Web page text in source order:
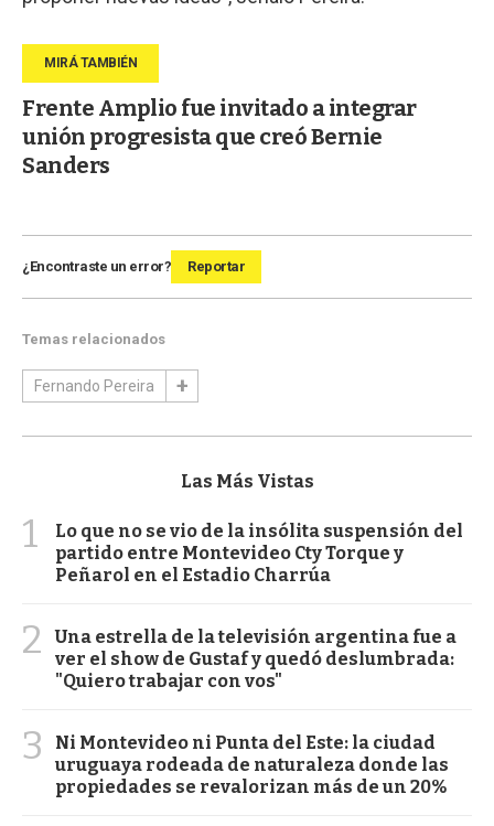
Frente Amplio fue invitado a integrar
unión progresista que creó Bernie
Sanders
¿Encontraste un error? Reportar
Temas relacionados
Fernando Pereira
Las Más Vistas
1
Lo que no se vio de la insólita suspensión del
partido entre Montevideo Cty Torque y
Peñarol en el Estadio Charrúa
2
Una estrella de la televisión argentina fue a
ver el show de Gustaf y quedó deslumbrada:
"Quiero trabajar con vos"
3
Ni Montevideo ni Punta del Este: la ciudad
uruguaya rodeada de naturaleza donde las
propiedades se revalorizan más de un 20%